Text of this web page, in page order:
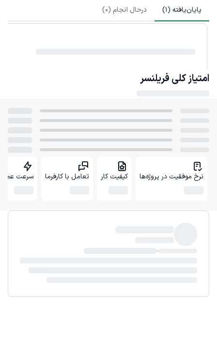
پایان‌یافته (1
) درحال انجام (0
)
امتیاز کلی فریلنسر
نرخ موفقیت در پروژه‌ها کیفیت کار تعامل با کارفرما سرعت عمل